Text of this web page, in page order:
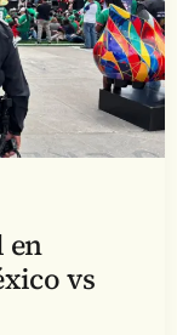
en
vs